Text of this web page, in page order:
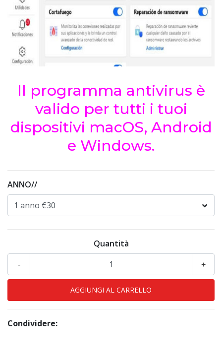
Il programma antivirus è
valido per tutti i tuoi
dispositivi macOS, Android
e Windows.
ANNO//
Quantità
+
-
Condividere: